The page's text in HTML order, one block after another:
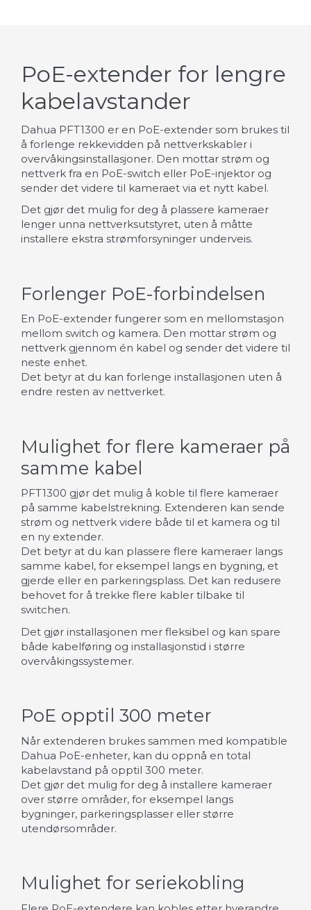
PoE-extender for lengre
kabelavstander
Dahua PFT1300 er en PoE-extender som brukes til
å forlenge rekkevidden på nettverkskabler i
overvåkingsinstallasjoner. Den mottar strøm og
nettverk fra en PoE-switch eller PoE-injektor og
sender det videre til kameraet via et nytt kabel.
Det gjør det mulig for deg å plassere kameraer
lenger unna nettverksutstyret, uten å måtte
installere ekstra strømforsyninger underveis.
Forlenger PoE-forbindelsen
En PoE-extender fungerer som en mellomstasjon
mellom switch og kamera. Den mottar strøm og
nettverk gjennom én kabel og sender det videre til
neste enhet.
Det betyr at du kan forlenge installasjonen uten å
endre resten av nettverket.
Mulighet for flere kameraer på
samme kabel
PFT1300 gjør det mulig å koble til flere kameraer
på samme kabelstrekning. Extenderen kan sende
strøm og nettverk videre både til et kamera og til
en ny extender.
Det betyr at du kan plassere flere kameraer langs
samme kabel, for eksempel langs en bygning, et
gjerde eller en parkeringsplass. Det kan redusere
behovet for å trekke flere kabler tilbake til
switchen.
Det gjør installasjonen mer fleksibel og kan spare
både kabelføring og installasjonstid i større
overvåkingssystemer.
PoE opptil 300 meter
Når extenderen brukes sammen med kompatible
Dahua PoE-enheter, kan du oppnå en total
kabelavstand på opptil 300 meter.
Det gjør det mulig for deg å installere kameraer
over større områder, for eksempel langs
bygninger, parkeringsplasser eller større
utendørsområder.
Mulighet for seriekobling